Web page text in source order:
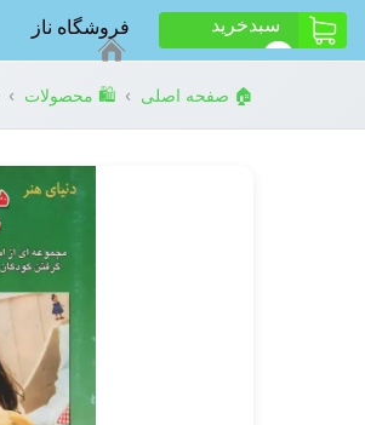
سبد‌خرید فروشگاه ناز
🏠 صفحه اصلی › 🛍️ محصولات ›